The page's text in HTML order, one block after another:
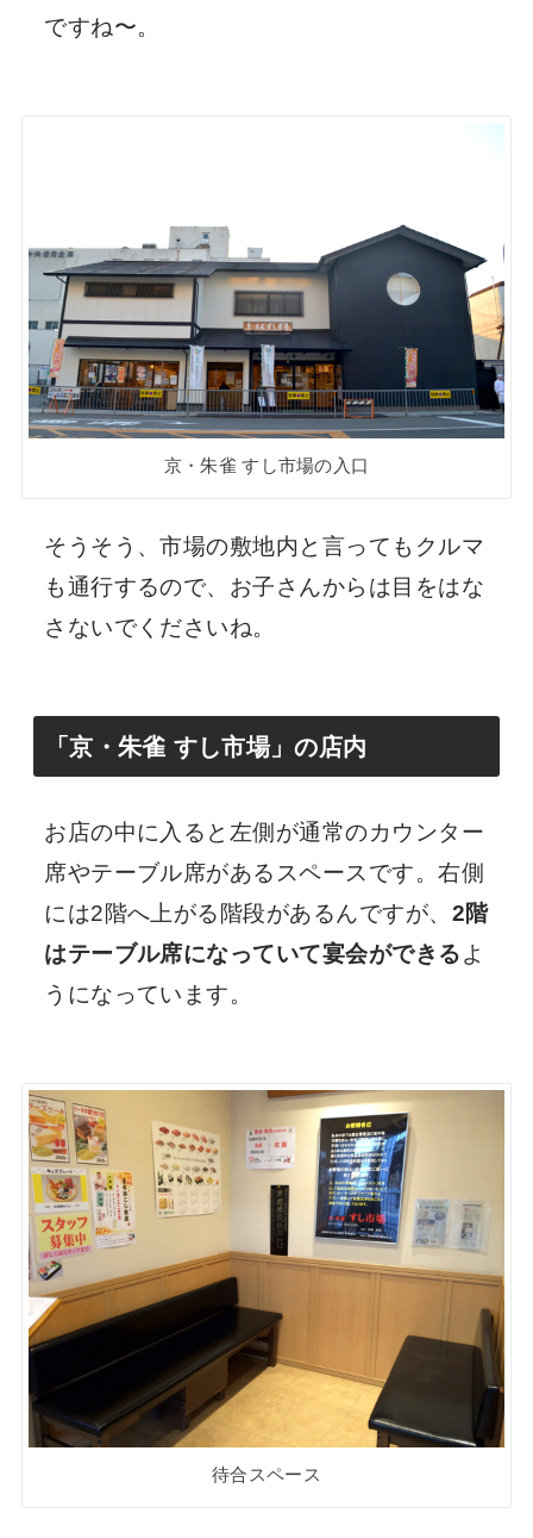
ですね〜。
京・朱雀 すし市場の入口
そうそう、市場の敷地内と言ってもクルマ
も通行するので、お子さんからは目をはな
さないでくださいね。
「京・朱雀 すし市場」の店内
お店の中に入ると左側が通常のカウンター
席やテーブル席があるスペースです。右側
には2階へ上がる階段があるんですが、 2階
はテーブル席になっていて宴会ができるよ
うになっています。
待合スペース